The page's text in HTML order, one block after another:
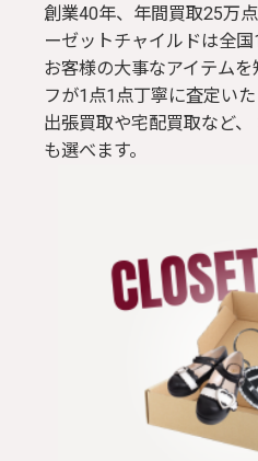
創業40年、年間買取25万
ーゼットチャイルドは全国
お客様の大事なアイテム
フが1点1点丁寧に査定いた
出張買取や宅配買取など
も選べます。